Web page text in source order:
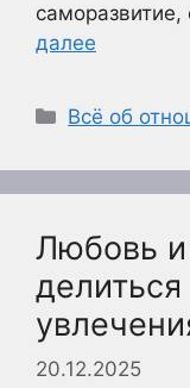
далее
Рубрики
Всё об
Любовь и
20.12.2025